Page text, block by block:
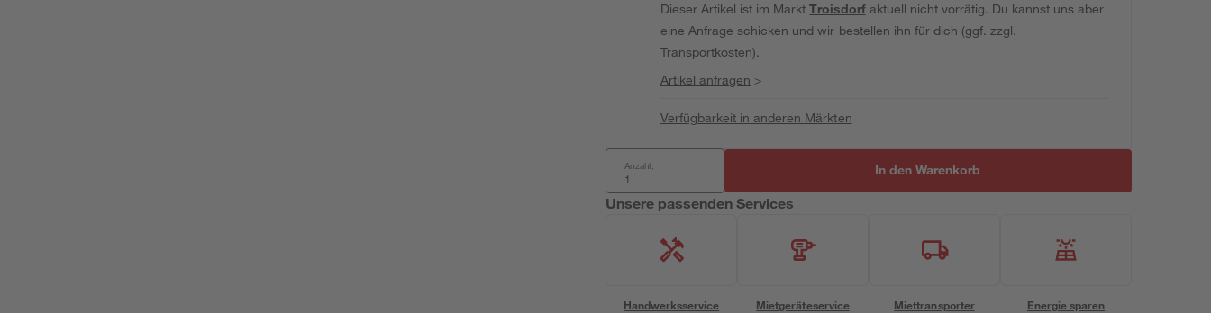
Dieser Artikel ist im MarktTroisdorfaktuell nicht vorrätig. Du kannst uns aber
eine Anfrage schicken und wir bestellen ihn für dich (ggf. zzgl.
Transportkosten).
Artikel anfragen >
Verfügbarkeit in anderen Märkten
Anzahl: In den Warenkorb
Unsere passenden Services
Handwerksservice Mietgeräteservice Miettransporter Energie sparen